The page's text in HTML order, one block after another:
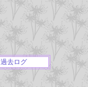
過去ログ